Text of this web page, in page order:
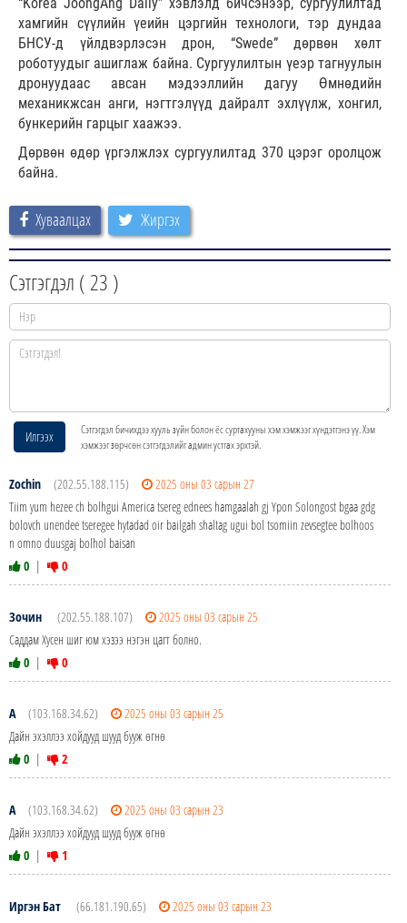
“Korea JoongAng Daily” хэвлэлд бичсэнээр, сургуулилтад
хамгийн сүүлийн үеийн цэргийн технологи, тэр дундаа
БНСУ-д үйлдвэрлэсэн дрон, “Swede” дөрвөн хөлт
роботуудыг ашиглаж байна. Сургуулилтын үеэр тагнуулын
дронуудаас авсан мэдээллийн дагуу Өмнөдийн
механикжсан анги, нэгтгэлүүд дайралт эхлүүлж, хонгил,
бункерийн гарцыг хаажээ.
Дөрвөн өдөр үргэлжлэх сургуулилтад 370 цэрэг оролцож
байна.
Хуваалцах Жиргэх
Сэтгэгдэл (23 )
Илгээх
Сэтгэгдэл бичихдээ хууль зүйн болон ёс суртахууны хэм хэмжээг хүндэтгэнэ үү. Хэм
хэмжээг зөрчсөн сэтгэгдэлийг админ устгах эрхтэй.
Zochin (202.55.188.115)
2025 оны 03 сарын 27
Tiim yum hezee ch bolhgui America tsereg ednees hamgaalah gj Ypon Solongost bgaa gdg
bolovch unendee tseregee hytadad oir bailgah shaltag ugui bol tsomiin zevsegtee bolhoos
n omno duusgaj bolhol baisan
0 | 0
Зочин (202.55.188.107)
2025 оны 03 сарын 25
Саддам Хусен шиг юм хэзээ нэгэн цагт болно.
0 | 0
А (103.168.34.62)
2025 оны 03 сарын 25
Дайн эхэллээ хойдууд шууд бууж өгнө
0 | 2
А (103.168.34.62)
2025 оны 03 сарын 23
Дайн эхэллээ хойдууд шууд бууж өгнө
0 | 1
Иргэн Бат (66.181.190.65)
2025 оны 03 сарын 23